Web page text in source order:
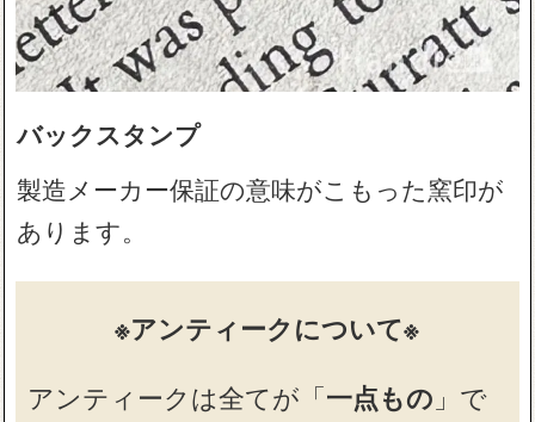
バックスタンプ
製造メーカー保証の意味がこもった窯印が
あります。
※アンティークについて※
アンティークは全てが「一点もの 」で